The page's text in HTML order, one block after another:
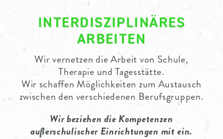
INTERDISZIPLINÄRES
ARBEITEN
Wir vernetzen die Arbeit von Schule,
Therapie und Tagesstätte.
Wir schaffen Möglichkeiten zum Austausch
zwischen den verschiedenen Berufsgruppen.
Wir beziehen die Kompetenzen
außerschulischer Einrichtungen mit ein.